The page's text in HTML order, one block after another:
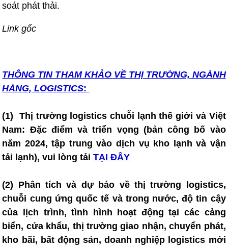
soát phát thải.
Link gốc
THÔNG TIN THAM KHẢO VỀ THỊ TRƯỜNG, NGÀNH
HÀNG, LOGISTICS:
(1) Thị trường logistics chuỗi lạnh thế giới và Việt
Nam: Đặc điểm và triển vọng (bản công bố vào
năm 2024, tập trung vào dịch vụ kho lạnh và vận
tải lạnh), vui lòng tảiTẠI ĐÂY
(2) Phân tích và dự báo về thị trường logistics,
chuỗi cung ứng quốc tế và trong nước, độ tin cậy
của lịch trình, tình hình hoạt động tại các cảng
biển, cửa khẩu, thị trường giao nhận, chuyển phát,
kho bãi, bất động sản, doanh nghiệp logistics mới